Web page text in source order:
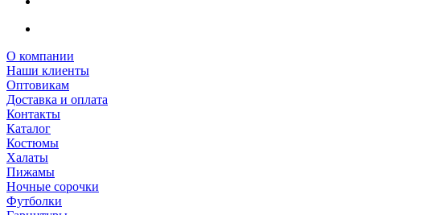
О компании
Наши клиенты
Оптовикам
Доставка и оплата
Контакты
Каталог
Костюмы
Халаты
Пижамы
Ночные сорочки
Футболки